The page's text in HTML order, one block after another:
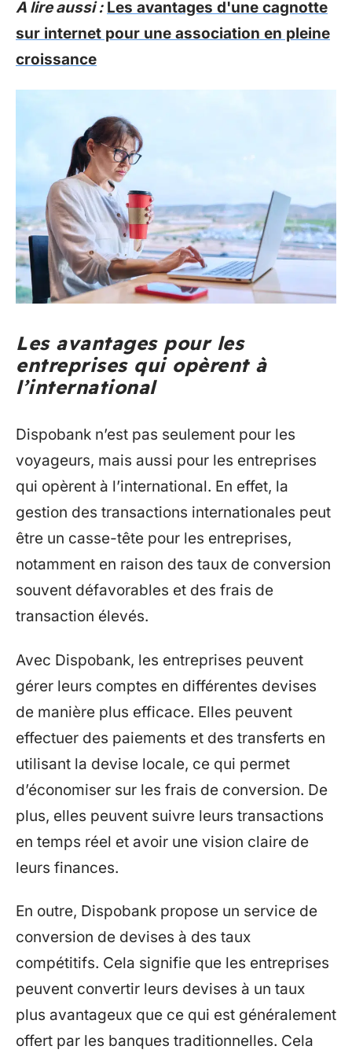
A lire aussi : Les avantages d'une cagnotte
sur internet pour une association en pleine
croissance
Les avantages pour les
entreprises qui opèrent à
l’international
Dispobank n’est pas seulement pour les
voyageurs, mais aussi pour les entreprises
qui opèrent à l’international. En effet, la
gestion des transactions internationales peut
être un casse-tête pour les entreprises,
notamment en raison des taux de conversion
souvent défavorables et des frais de
transaction élevés.
Avec Dispobank, les entreprises peuvent
gérer leurs comptes en différentes devises
de manière plus efficace. Elles peuvent
effectuer des paiements et des transferts en
utilisant la devise locale, ce qui permet
d’économiser sur les frais de conversion. De
plus, elles peuvent suivre leurs transactions
en temps réel et avoir une vision claire de
leurs finances.
En outre, Dispobank propose un service de
conversion de devises à des taux
compétitifs. Cela signifie que les entreprises
peuvent convertir leurs devises à un taux
plus avantageux que ce qui est généralement
offert par les banques traditionnelles. Cela